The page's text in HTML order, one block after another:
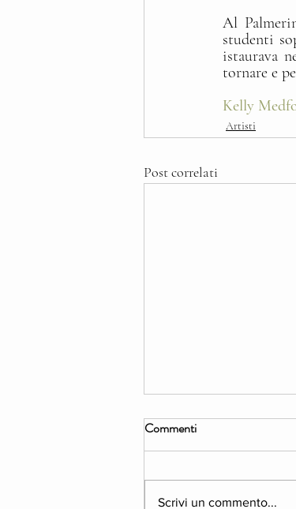
Al
studenti
istaurava
tornare e
Kelly
Artisti
Post correlati
Commenti
Scrivi un commento...